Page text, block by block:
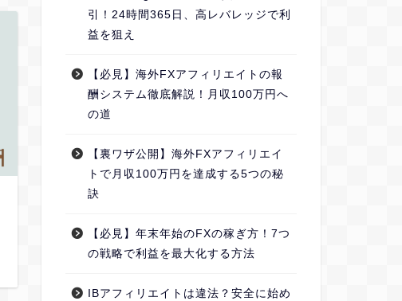
引！24時間365日、高レバレッジで利
益を狙え
【必見】海外FXアフィリエイトの報
酬システム徹底解説！月収100万円へ
の道
【裏ワザ公開】海外FXアフィリエイ
トで月収100万円を達成する5つの秘
訣
【必見】年末年始のFXの稼ぎ方！7つ
の戦略で利益を最大化する方法
IBアフィリエイトは違法？安全に始め